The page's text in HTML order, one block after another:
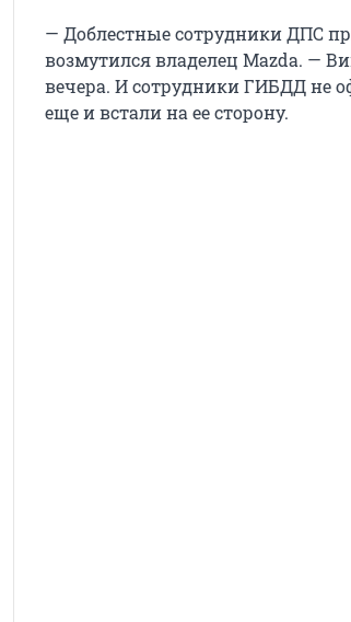
— Доблестные сотрудники ДПС
возмутился владелец Mazda. —
вечера. И сотрудники ГИБДД не
еще и встали на ее сторону.